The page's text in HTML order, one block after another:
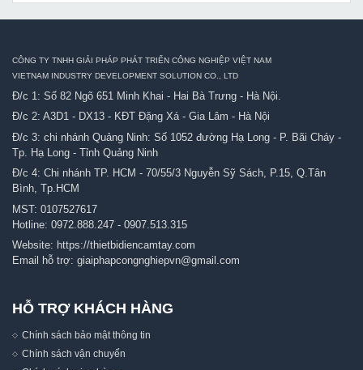
CÔNG TY TNHH GIẢI PHÁP PHÁT TRIỂN CÔNG NGHIỆP VIỆT NAM
VIETNAM INDUSTRY DEVELOPMENT SOLUTION CO., LTD
Đ/c 1: Số 82 Ngõ 651 Minh Khai - Hai Bà Trưng - Hà Nội.
Đ/c 2: A3D1 - DX13 - KĐT Đặng Xá - Gia Lâm - Hà Nội
Đ/c 3: chi nhánh Quảng Ninh: Số 1052 đường Hạ Long - P. Bãi Cháy -
Tp. Hạ Long - Tỉnh Quảng Ninh
Đ/c 4: Chi nhánh TP. HCM - 70/55/3 Nguyễn Sỹ Sách, P.15, Q.Tân
Bình, Tp.HCM
MST: 0107527617
Hotline: 0972.888.247 - 0907.513.315
Website: https://thietbidiencamtay.com
Email hỗ trợ: giaiphapcongnghiepvn@gmail.com
HỖ TRỢ KHÁCH HÀNG
Chính sách bảo mật thông tin
Chính sách vận chuyển